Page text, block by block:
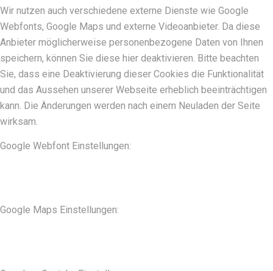
Wir nutzen auch verschiedene externe Dienste wie Google
Webfonts, Google Maps und externe Videoanbieter. Da diese
Anbieter möglicherweise personenbezogene Daten von Ihnen
speichern, können Sie diese hier deaktivieren. Bitte beachten
Sie, dass eine Deaktivierung dieser Cookies die Funktionalität
und das Aussehen unserer Webseite erheblich beeinträchtigen
kann. Die Änderungen werden nach einem Neuladen der Seite
wirksam.
Google Webfont Einstellungen:
Google Maps Einstellungen: